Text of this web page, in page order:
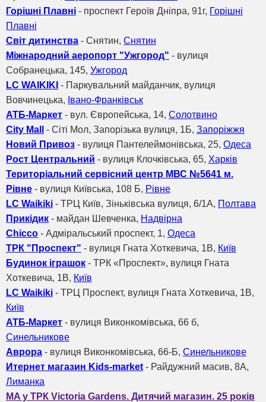
Горішні Плавні - проспект Героїв Дніпра, 91г, Горішні
Плавні
Світ дитинства - Снятин, Снятин
Міжнародний аеропорт "Ужгород" - вулиця
Собранецька, 145, Ужгород
LC WAIKIKI - Паркувальний майданчик, вулиця
Вовчинецька, Івано-Франківськ
АТБ-Маркет - вул. Європейська, 14, Солотвино
City Mall
- Сіті Мол, Запорізька вулиця, 1Б, Запоріжжя
Новий Привоз - вулиця Пантелеймонівська, 25, Одеса
Рост Центральний - вулиця Клочківська, 65, Харків
Територіальний сервісний центр МВС №5641 м.
Рівне - вулиця Київська, 108 Б, Рівне
LC Waikiki - ТРЦ Київ, Зіньківська вулиця, 6/1А, Полтава
Прикідик - майдан Шевченка, Надвірна
Chicco - Адміральський проспект, 1, Одеса
ТРК "Проспект" - вулиця Гната Хоткевича, 1В, Київ
Будинок іграшок - ТРК «Проспект», вулиця Гната
Хоткевича, 1В, Київ
LC Waikiki - ТРЦ Проспект, вулиця Гната Хоткевича, 1В,
Київ
АТБ-Маркет - вулиця Виконкомівська, 66 б,
Синельникове
Аврора - вулиця Виконкомівська, 66-Б, Синельникове
Итернет магазин Kids-market - Райдужний масив, 8A,
Лиманка
MA у ТРК Victoria Gardens. Дитячий магазин. 25 років